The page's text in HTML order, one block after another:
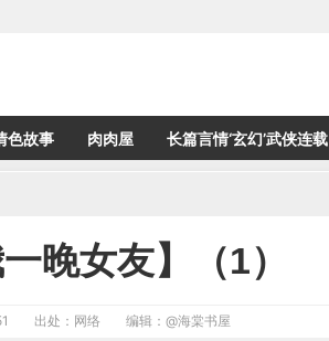
色故事 肉肉屋 长篇言情‘玄幻’武侠连载
晚女友】（1）
出处：网络 编辑： @海棠书屋